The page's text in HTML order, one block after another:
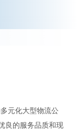
元化大型物流公
良的服务品质和现